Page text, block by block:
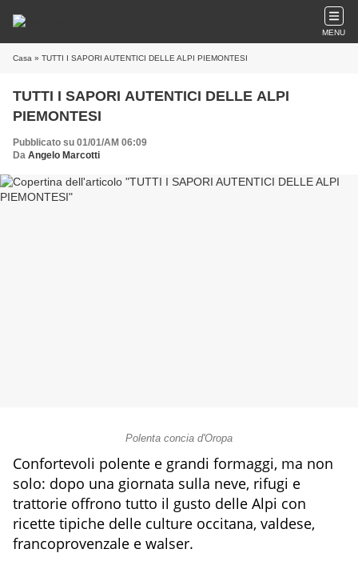
MENU
Casa » TUTTI I SAPORI AUTENTICI DELLE ALPI PIEMONTESI
TUTTI I SAPORI AUTENTICI DELLE ALPI
PIEMONTESI
Pubblicato su 01/01/AM 06:09
Da Angelo Marcotti
Polenta concia d'Oropa
Confortevoli polente e grandi formaggi, ma non
solo: dopo una giornata sulla neve, rifugi e
trattorie offrono tutto il gusto delle Alpi con
ricette tipiche delle culture occitana, valdese,
francoprovenzale e walser.